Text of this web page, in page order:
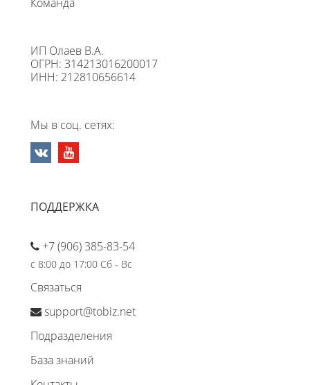
ИП Олаев В.А.
ОГРН: 314213016200017
ИНН: 212810656614
Мы в соц. сетях:
ПОДДЕРЖКА
+7 (906) 385-83-54
с 8:00 до 17:00 Сб - Вс
Связаться
support@tobiz.net
Подразделения
База знаний